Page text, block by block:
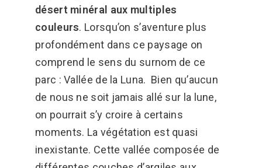
désert minéral aux multiples
couleurs. Lorsqu’on s’aventure plus
profondément dans ce paysage on
comprend le sens du surnom de ce
parc : Vallée de la Luna. Bien qu’aucun
de nous ne soit jamais allé sur la lune,
on pourrait s’y croire à certains
moments. La végétation est quasi
inexistante. Cette vallée composée de